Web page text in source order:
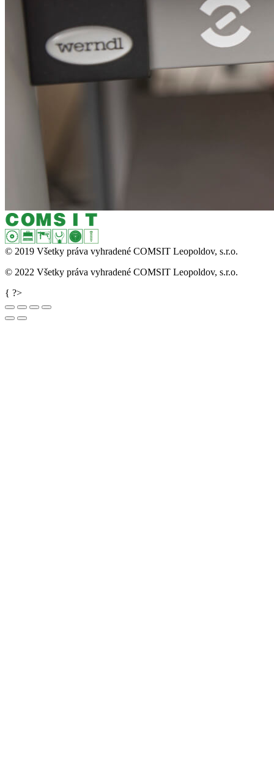
© 2019 Všetky práva vyhradené COMSIT Leopoldov, s.r.o.
© 2022 Všetky práva vyhradené COMSIT Leopoldov, s.r.o.
Go
to
Top
{ ?>